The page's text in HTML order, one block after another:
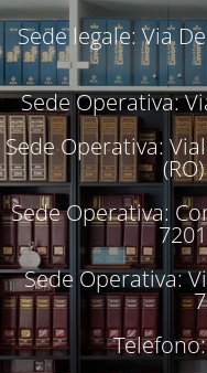
Sede legale: Via
Sede Operativa:
Sede Operativa:
Sede Operativa:
Sede Operativa: